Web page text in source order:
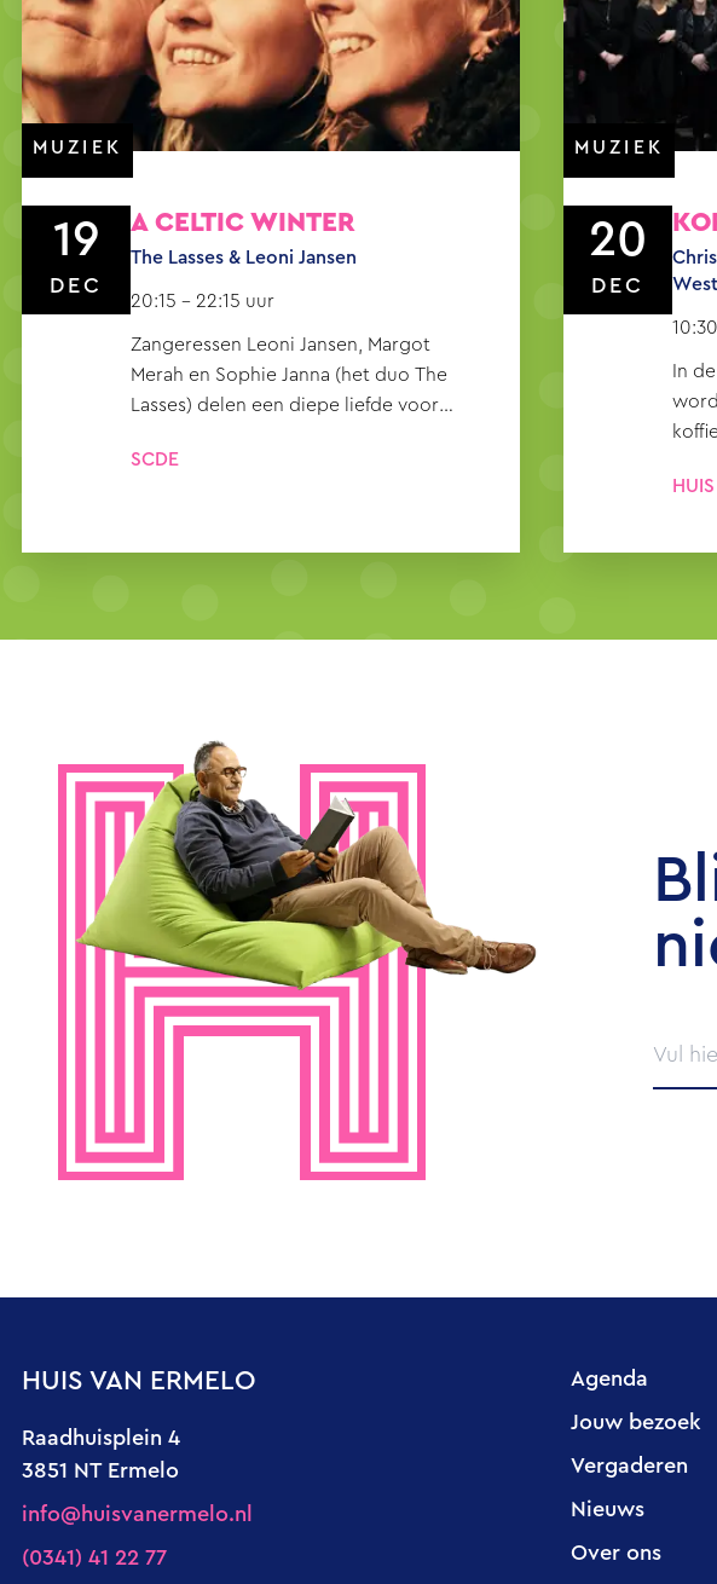
MUZIEK
19
DEC
A CELTIC WINTER
The Lasses & Leoni Jansen
20:15 – 22:15 uur
Zangeressen Leoni Jansen, Margot
Merah en Sophie Janna (het duo The
Lasses) delen een diepe liefde voor
Ierse heuvels, de branding die eindeloos
dorpskroegje waar mensen samen rond
SCDE
MUZIEK
20
DEC
In
mee
HUIS VAN ERMELO
Raadhuisplein 4
3851 NT Ermelo
info@huisvanermelo.nl
(0341) 41 22 77
Agenda
Jouw bezoek
Vergaderen
Nieuws
Over ons